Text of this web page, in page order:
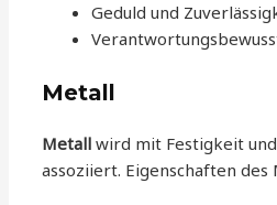
Geduld und
Metall
Metall wird mit Festigkeit
assoziiert. Eigenschaften des